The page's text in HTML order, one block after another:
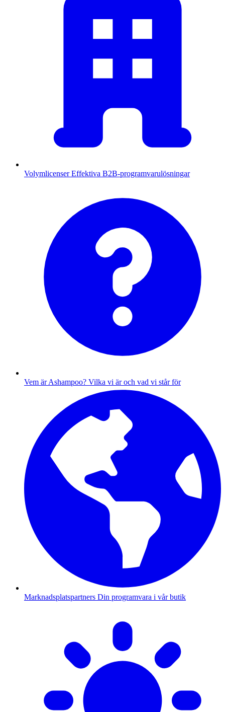
Volymlicenser Effektiva B2B-programvarulösningar
Vem är Ashampoo? Vilka vi är och vad vi står för
Marknadsplatspartners Din programvara i vår butik